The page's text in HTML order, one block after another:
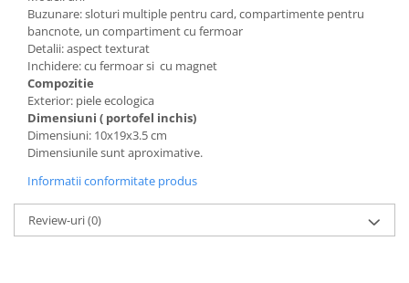
Buzunare: sloturi multiple pentru card, compartimente pentru
bancnote, un compartiment cu fermoar
Detalii: aspect texturat
Inchidere: cu fermoar si cu magnet
Compozitie
Exterior: piele ecologica
Dimensiuni ( portofel inchis)
Dimensiuni: 10x19x3.5 cm
Dimensiunile sunt aproximative.
Informatii conformitate produs
Review-uri(0)